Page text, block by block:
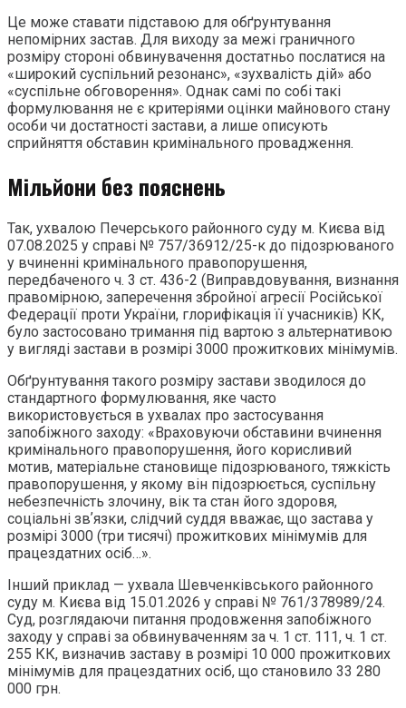
Це може ставати підставою для обґрунтування
непомірних застав. Для виходу за межі граничного
розміру стороні обвинувачення достатньо послатися на
«широкий суспільний резонанс», «зухвалість дій» або
«суспільне обговорення». Однак самі по собі такі
формулювання не є критеріями оцінки майнового стану
особи чи достатності застави, а лише описують
сприйняття обставин кримінального провадження.
Мільйони без пояснень
Так, ухвалою Печерського районного суду м. Києва від
07.08.2025 у справі № 757/36912/25-к до підозрюваного
у вчиненні кримінального правопорушення,
передбаченого ч. 3 ст. 436-2 (Виправдовування, визнання
правомірною, заперечення збройної агресії Російської
Федерації проти України, глорифікація її учасників) КК,
було застосовано тримання під вартою з альтернативою
у вигляді застави в розмірі 3000 прожиткових мінімумів.
Обґрунтування такого розміру застави зводилося до
стандартного формулювання, яке часто
використовується в ухвалах про застосування
запобіжного заходу: «Враховуючи обставини вчинення
кримінального правопорушення, його корисливий
мотив, матеріальне становище підозрюваного, тяжкість
правопорушення, у якому він підозрюється, суспільну
небезпечність злочину, вік та стан його здоровя,
соціальні звʼязки, слідчий суддя вважає, що застава у
розмірі 3000 (три тисячі) прожиткових мінімумів для
працездатних осіб…».
Інший приклад — ухвала Шевченківського районного
суду м. Києва від 15.01.2026 у справі № 761/378989/24.
Суд, розглядаючи питання продовження запобіжного
заходу у справі за обвинуваченням за ч. 1 ст. 111, ч. 1 ст.
255 КК, визначив заставу в розмірі 10 000 прожиткових
мінімумів для працездатних осіб, що становило 33 280
000 грн.